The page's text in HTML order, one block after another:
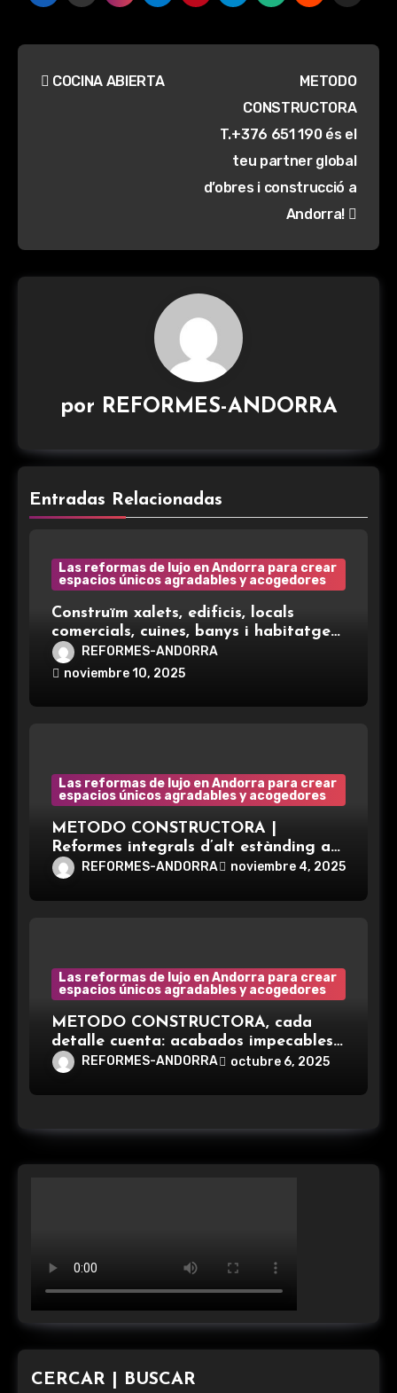
COCINA ABIERTA
METODO
CONSTRUCTORA
T.+376 651 190 és el
teu partner global
d’obres i construcció a
Andorra!
por REFORMES-ANDORRA
Entradas Relacionadas
Las reformas de lujo en Andorra para crear
espacios únicos agradables y acogedores
Construïm xalets, edificis, locals
comercials, cuines, banys i habitatges
complets, adaptats a cada client.
Atenció 100 % personalitzada i amb
REFORMES-ANDORRA
noviembre 10, 2025
Las reformas de lujo en Andorra para crear
espacios únicos agradables y acogedores
METODO CONSTRUCTORA |
Reformes integrals d’alt estànding a
Andorra. Som especialistes en
reformes integrals d’alt nivell.
REFORMES-ANDORRA noviembre 4, 2025
Las reformas de lujo en Andorra para crear
espacios únicos agradables y acogedores
METODO CONSTRUCTORA, cada
detalle cuenta: acabados impecables,
asesoramiento personalizado y un
compromiso total con los tiempos
acordados, para que disfrutes tu
REFORMES-ANDORRA octubre 6, 2025
CERCAR | BUSCAR